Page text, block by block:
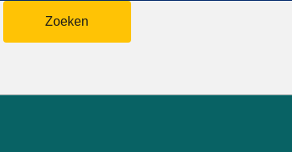
Zoeken